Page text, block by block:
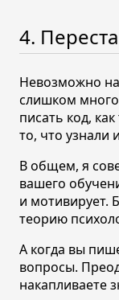
4.
Невозможно
слишком
писать код,
то, что узнали
В общем, я
вашего
и мотивирует.
теорию
А когда вы
вопросы.
накапливаете